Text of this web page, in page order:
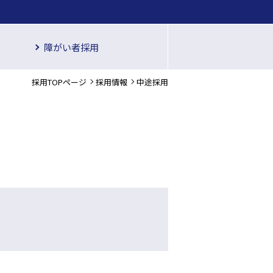
障がい者採用
採用TOPページ 採用情報 中途採用